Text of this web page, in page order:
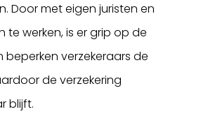
Door met eigen juristen en
werken, is er grip op de
beperken verzekeraars de
de verzekering
blijft.